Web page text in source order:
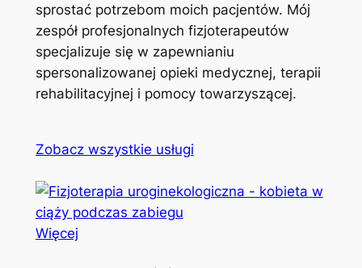
sprostać potrzebom moich pacjentów. Mój
zespół profesjonalnych fizjoterapeutów
specjalizuje się w zapewnianiu
spersonalizowanej opieki medycznej, terapii
rehabilitacyjnej i pomocy towarzyszącej.
Zobacz wszystkie usługi
Więcej